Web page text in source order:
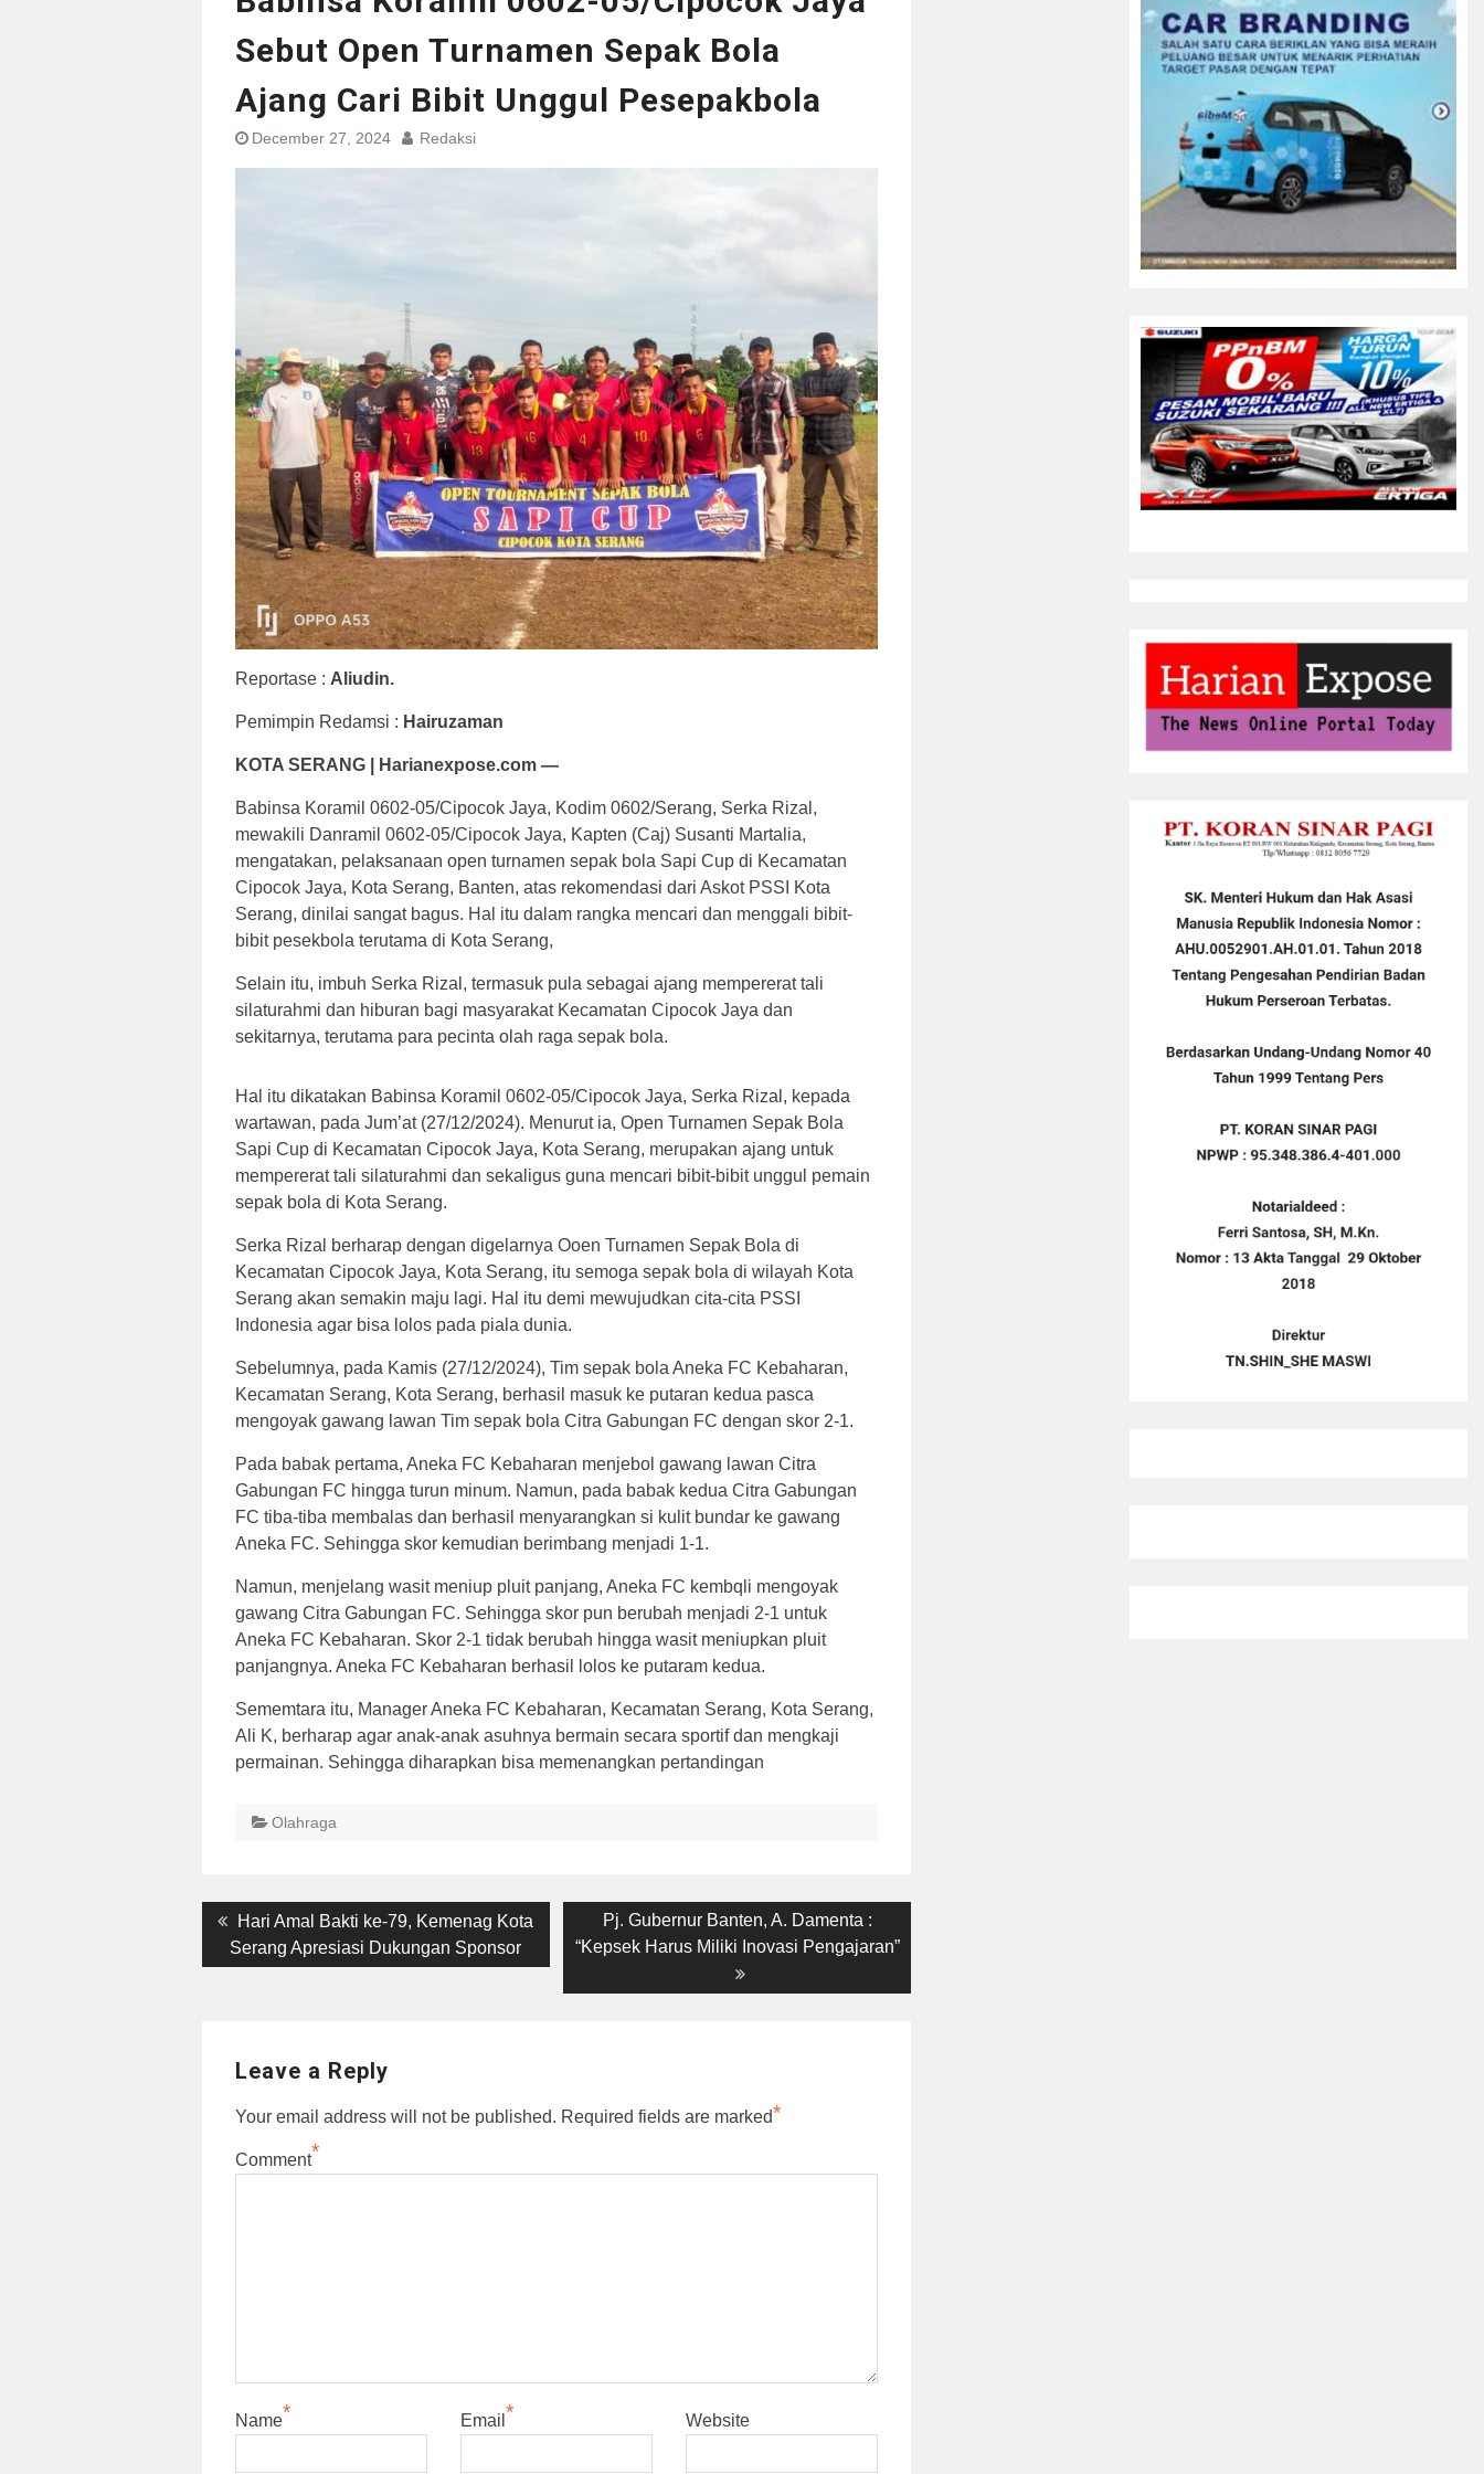
Sebut Open Turnamen Sepak Bola
Ajang Cari Bibit Unggul Pesepakbola
December 27, 2024 Redaksi
Reportase : Aliudin.
Pemimpin Redamsi : Hairuzaman
KOTA SERANG | Harianexpose.com —
Babinsa Koramil 0602-05/Cipocok Jaya, Kodim 0602/Serang, Serka Rizal,
mewakili Danramil 0602-05/Cipocok Jaya, Kapten (Caj) Susanti Martalia,
mengatakan, pelaksanaan open turnamen sepak bola Sapi Cup di Kecamatan
Cipocok Jaya, Kota Serang, Banten, atas rekomendasi dari Askot PSSI Kota
Serang, dinilai sangat bagus. Hal itu dalam rangka mencari dan menggali bibit-
bibit pesekbola terutama di Kota Serang,
Selain itu, imbuh Serka Rizal, termasuk pula sebagai ajang mempererat tali
silaturahmi dan hiburan bagi masyarakat Kecamatan Cipocok Jaya dan
sekitarnya, terutama para pecinta olah raga sepak bola.
Hal itu dikatakan Babinsa Koramil 0602-05/Cipocok Jaya, Serka Rizal, kepada
wartawan, pada Jum’at (27/12/2024). Menurut ia, Open Turnamen Sepak Bola
Sapi Cup di Kecamatan Cipocok Jaya, Kota Serang, merupakan ajang untuk
mempererat tali silaturahmi dan sekaligus guna mencari bibit-bibit unggul pemain
sepak bola di Kota Serang.
Serka Rizal berharap dengan digelarnya Ooen Turnamen Sepak Bola di
Kecamatan Cipocok Jaya, Kota Serang, itu semoga sepak bola di wilayah Kota
Serang akan semakin maju lagi. Hal itu demi mewujudkan cita-cita PSSI
Indonesia agar bisa lolos pada piala dunia.
Sebelumnya, pada Kamis (27/12/2024), Tim sepak bola Aneka FC Kebaharan,
Kecamatan Serang, Kota Serang, berhasil masuk ke putaran kedua pasca
mengoyak gawang lawan Tim sepak bola Citra Gabungan FC dengan skor 2-1.
Pada babak pertama, Aneka FC Kebaharan menjebol gawang lawan Citra
Gabungan FC hingga turun minum. Namun, pada babak kedua Citra Gabungan
FC tiba-tiba membalas dan berhasil menyarangkan si kulit bundar ke gawang
Aneka FC. Sehingga skor kemudian berimbang menjadi 1-1.
Namun, menjelang wasit meniup pluit panjang, Aneka FC kembqli mengoyak
gawang Citra Gabungan FC. Sehingga skor pun berubah menjadi 2-1 untuk
Aneka FC Kebaharan. Skor 2-1 tidak berubah hingga wasit meniupkan pluit
panjangnya. Aneka FC Kebaharan berhasil lolos ke putaram kedua.
Sememtara itu, Manager Aneka FC Kebaharan, Kecamatan Serang, Kota Serang,
Ali K, berharap agar anak-anak asuhnya bermain secara sportif dan mengkaji
permainan. Sehingga diharapkan bisa memenangkan pertandingan
Olahraga
Post
navigation
Previous
post:
Hari Amal Bakti ke-79, Kemenag Kota
Serang Apresiasi Dukungan Sponsor
Next
post:
Pj. Gubernur Banten, A. Damenta :
“Kepsek Harus Miliki Inovasi Pengajaran”
Leave a Reply
Your email address will not be published. Required fields are marked*
Comment*
Name* Email * Website